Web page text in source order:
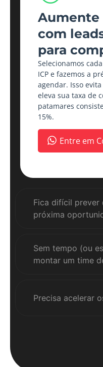
Fica difícil prever
próxima
Sem tempo (ou
montar um time
Precisa acelerar
Aumente
com
para
Selecionamos
ICP e fazemos a
agendar. Isso
eleva sua taxa de
patamares
15%.
Entre em